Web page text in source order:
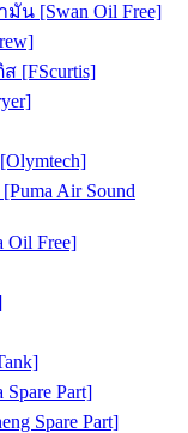
[Swan Oil Free]
[FScurtis]
Air Sound
Free]
Part]
Spare Part]